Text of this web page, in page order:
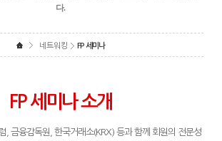
다.
네트워킹 FP 세미나
FP 세미나 소개
, 금융감독원, 한국거래소(KRX) 등과 함께 회원의 전문성